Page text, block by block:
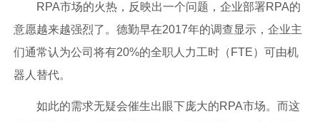
RPA市场的火热，反映出一个问题，企业部署RPA的
意愿越来越强烈了。德勤早在2017年的调查显示，企业主
们通常认为公司将有20%的全职人力工时（FTE）可由机
器人替代。
如此的需求无疑会催生出眼下庞大的RPA市场。而这